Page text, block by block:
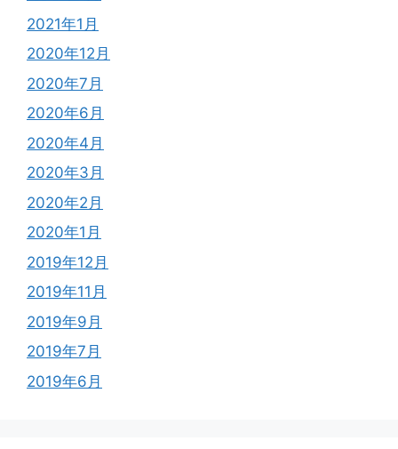
2021年1月
2020年12月
2020年7月
2020年6月
2020年4月
2020年3月
2020年2月
2020年1月
2019年12月
2019年11月
2019年9月
2019年7月
2019年6月